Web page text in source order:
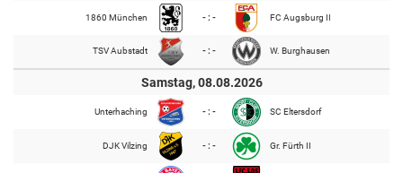
1860 München - : - FC Augsburg II
TSV Aubstadt - : - W. Burghausen
Samstag, 08.08.2026
Unterhaching - : - SC Eltersdorf
DJK Vilzing - : - Gr. Fürth II